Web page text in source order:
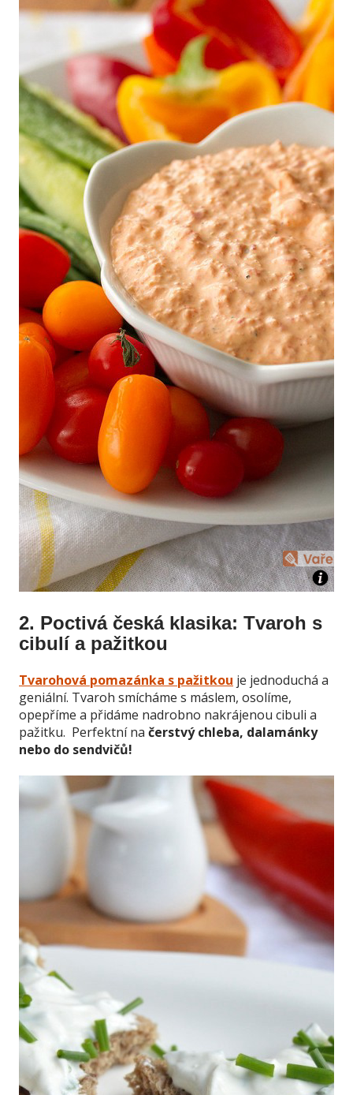
2. Poctivá česká klasika: Tvaroh s
cibulí a pažitkou
Tvarohová pomazánka s pažitkou je jednoduchá a
geniální. Tvaroh smícháme s máslem, osolíme,
opepříme a přidáme nadrobno nakrájenou cibuli a
pažitku. Perfektní na čerstvý chleba, dalamánky
nebo do sendvičů!